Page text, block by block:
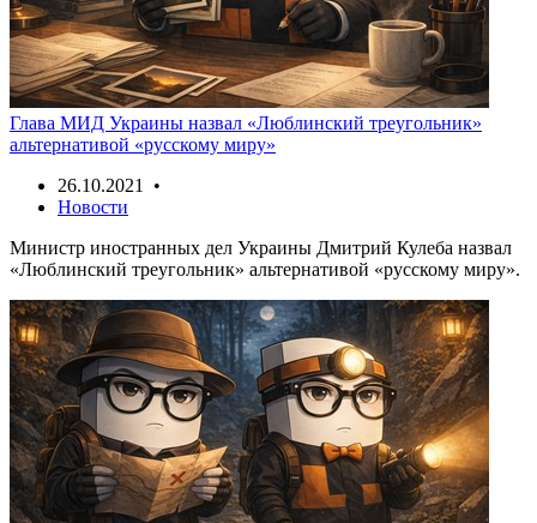
Глава МИД Украины назвал «Люблинский треугольник»
альтернативой «русскому миру»
26.10.2021 •
Новости
Министр иностранных дел Украины Дмитрий Кулеба назвал
«Люблинский треугольник» альтернативой «русскому миру».